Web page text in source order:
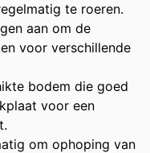
te roeren.
aan om de
voor verschillende
bodem die goed
voor een
om ophoping van